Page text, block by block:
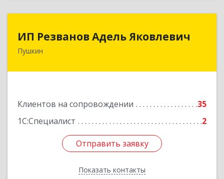
ИП Резванов Адель Яковлевич
Пушкин
Клиентов на сопровождении
35
1С:Специалист
2
Отправить заявку
Показать контакты
196602, Санкт-Петербург г, Пушкин г, Красной
Отправить заявку
Назад